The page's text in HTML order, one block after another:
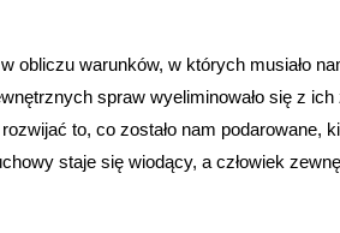
obliczu warunków, w których musiało
spraw wyeliminowało się z
to, co zostało nam podarowane,
staje się wiodący, a człowiek